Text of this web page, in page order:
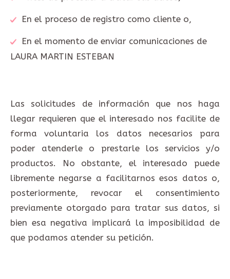
En el proceso de registro como cliente o,
En el momento de enviar comunicaciones de
LAURA MARTIN ESTEBAN
Las solicitudes de información que nos haga
llegar requieren que el interesado nos facilite de
forma voluntaria los datos necesarios para
poder atenderle o prestarle los servicios y/o
productos. No obstante, el interesado puede
libremente negarse a facilitarnos esos datos o,
posteriormente, revocar el consentimiento
previamente otorgado para tratar sus datos, si
bien esa negativa implicará la imposibilidad de
que podamos atender su petición.